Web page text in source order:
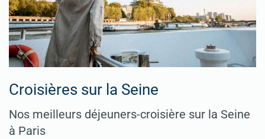
Croisières sur la Seine
Nos meilleurs déjeuners-croisière sur la Seine
à Paris